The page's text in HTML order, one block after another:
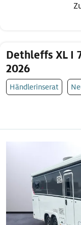
Dethleffs XL I
2026
Händlerinserat